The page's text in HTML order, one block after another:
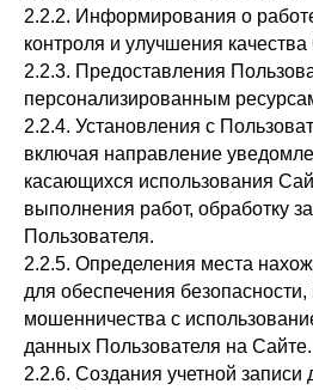
2.2.2. Информирования о
контроля и улучшения
2.2.3. Предоставления
персонализированным
2.2.4. Установления с
включая направление
касающихся использования
выполнения работ, обработку
Пользователя.
2.2.5. Определения места
для обеспечения
мошенничества с
данных Пользователя на Сайте.
2.2.6. Создания учетной записи